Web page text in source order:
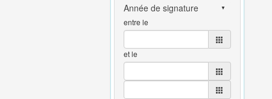
entre le
et le